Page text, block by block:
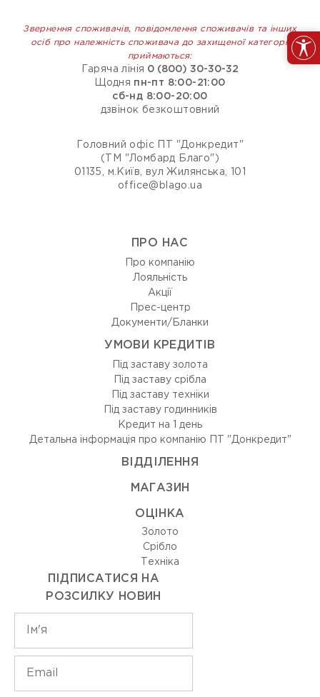
Звернення споживачів, повідомлення споживачів та інших
осіб про належність споживача до захищеної категорії
приймаються:
Гаряча лінія 0 (800) 30-30-32
Щодня пн-пт 8:00-21:00
сб-нд 8:00-20:00
дзвінок безкоштовний
Головний офіс ПТ "Донкредит"
(ТМ "Ломбард Благо")
01135, м.Київ, вул Жилянська, 101
office@blago.ua
ПРО НАС
Про компанію
Лояльність
Акції
Прес-центр
Документи/Бланки
УМОВИ КРЕДИТІВ
Під заставу золота
Під заставу срібла
Під заставу техніки
Під заставу годинників
Кредит на 1 день
Детальна інформація про компанію ПТ "Донкредит"
ВIДДIЛЕННЯ
МАГАЗИН
ОЦIНКА
Золото
Срiбло
Технiка
ПІДПИСАТИСЯ НА
РОЗСИЛКУ НОВИН